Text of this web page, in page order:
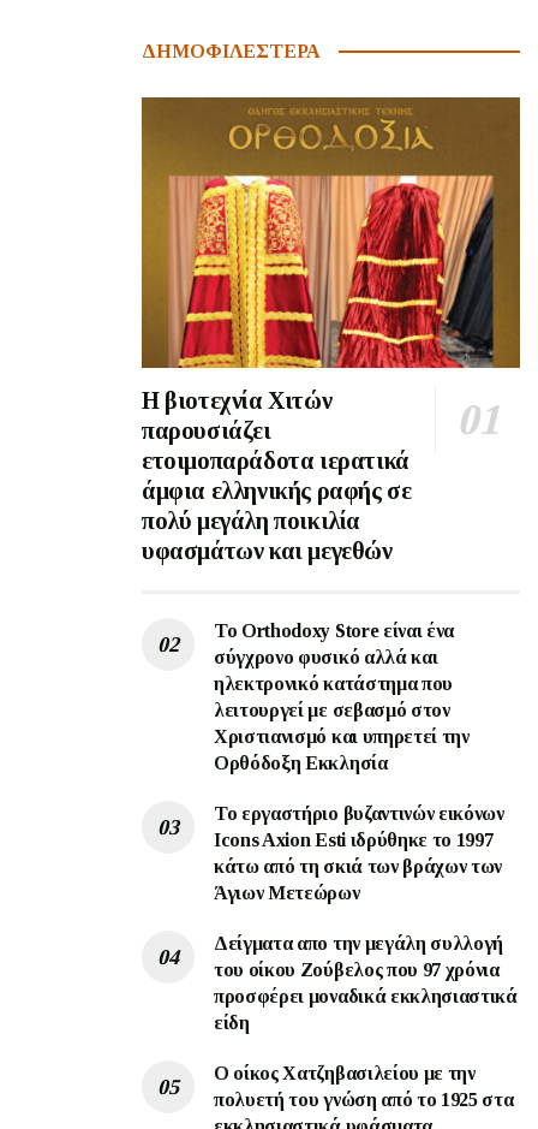
ΔΗΜΟΦΙΛΕΣΤΕΡΑ
Η βιοτεχνία Χιτών
παρουσιάζει
ετοιμοπαράδοτα ιερατικά
άμφια ελληνικής ραφής σε
πολύ μεγάλη ποικιλία
υφασμάτων και μεγεθών
Το Orthodoxy Store είναι ένα
σύγχρονο φυσικό αλλά και
ηλεκτρονικό κατάστημα που
λειτουργεί με σεβασμό στον
Χριστιανισμό και υπηρετεί την
Ορθόδοξη Εκκλησία
To εργαστήριο βυζαντινών εικόνων
Ιcons Axion Esti ιδρύθηκε το 1997
κάτω από τη σκιά των βράχων των
Άγιων Μετεώρων
Δείγματα απο την μεγάλη συλλογή
του οίκου Ζούβελος που 97 χρόνια
προσφέρει μοναδικά εκκλησιαστικά
είδη
Ο οίκος Χατζηβασιλείου με την
πολυετή του γνώση από το 1925 στα